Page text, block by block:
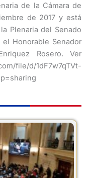
de la Cámara de
de 2017 y está
Plenaria del Senado
Honorable Senador
Rosero. Ver
file/d/1dF7w7qTVt-